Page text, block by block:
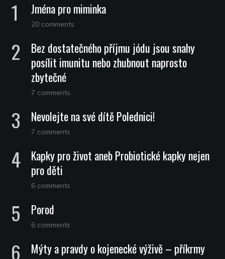
Jména pro miminka
20 comments
Bez dostatečného příjmu jódu jsou snahy
posílit imunitu nebo zhubnout naprosto
zbytečné
7 comments
Nevolejte na své dítě Polednici!
7 comments
Kapky pro život aneb Probiotické kapky nejen
pro děti
6 comments
Porod
6 comments
Mýty a pravdy o kojenecké výživě – příkrmy